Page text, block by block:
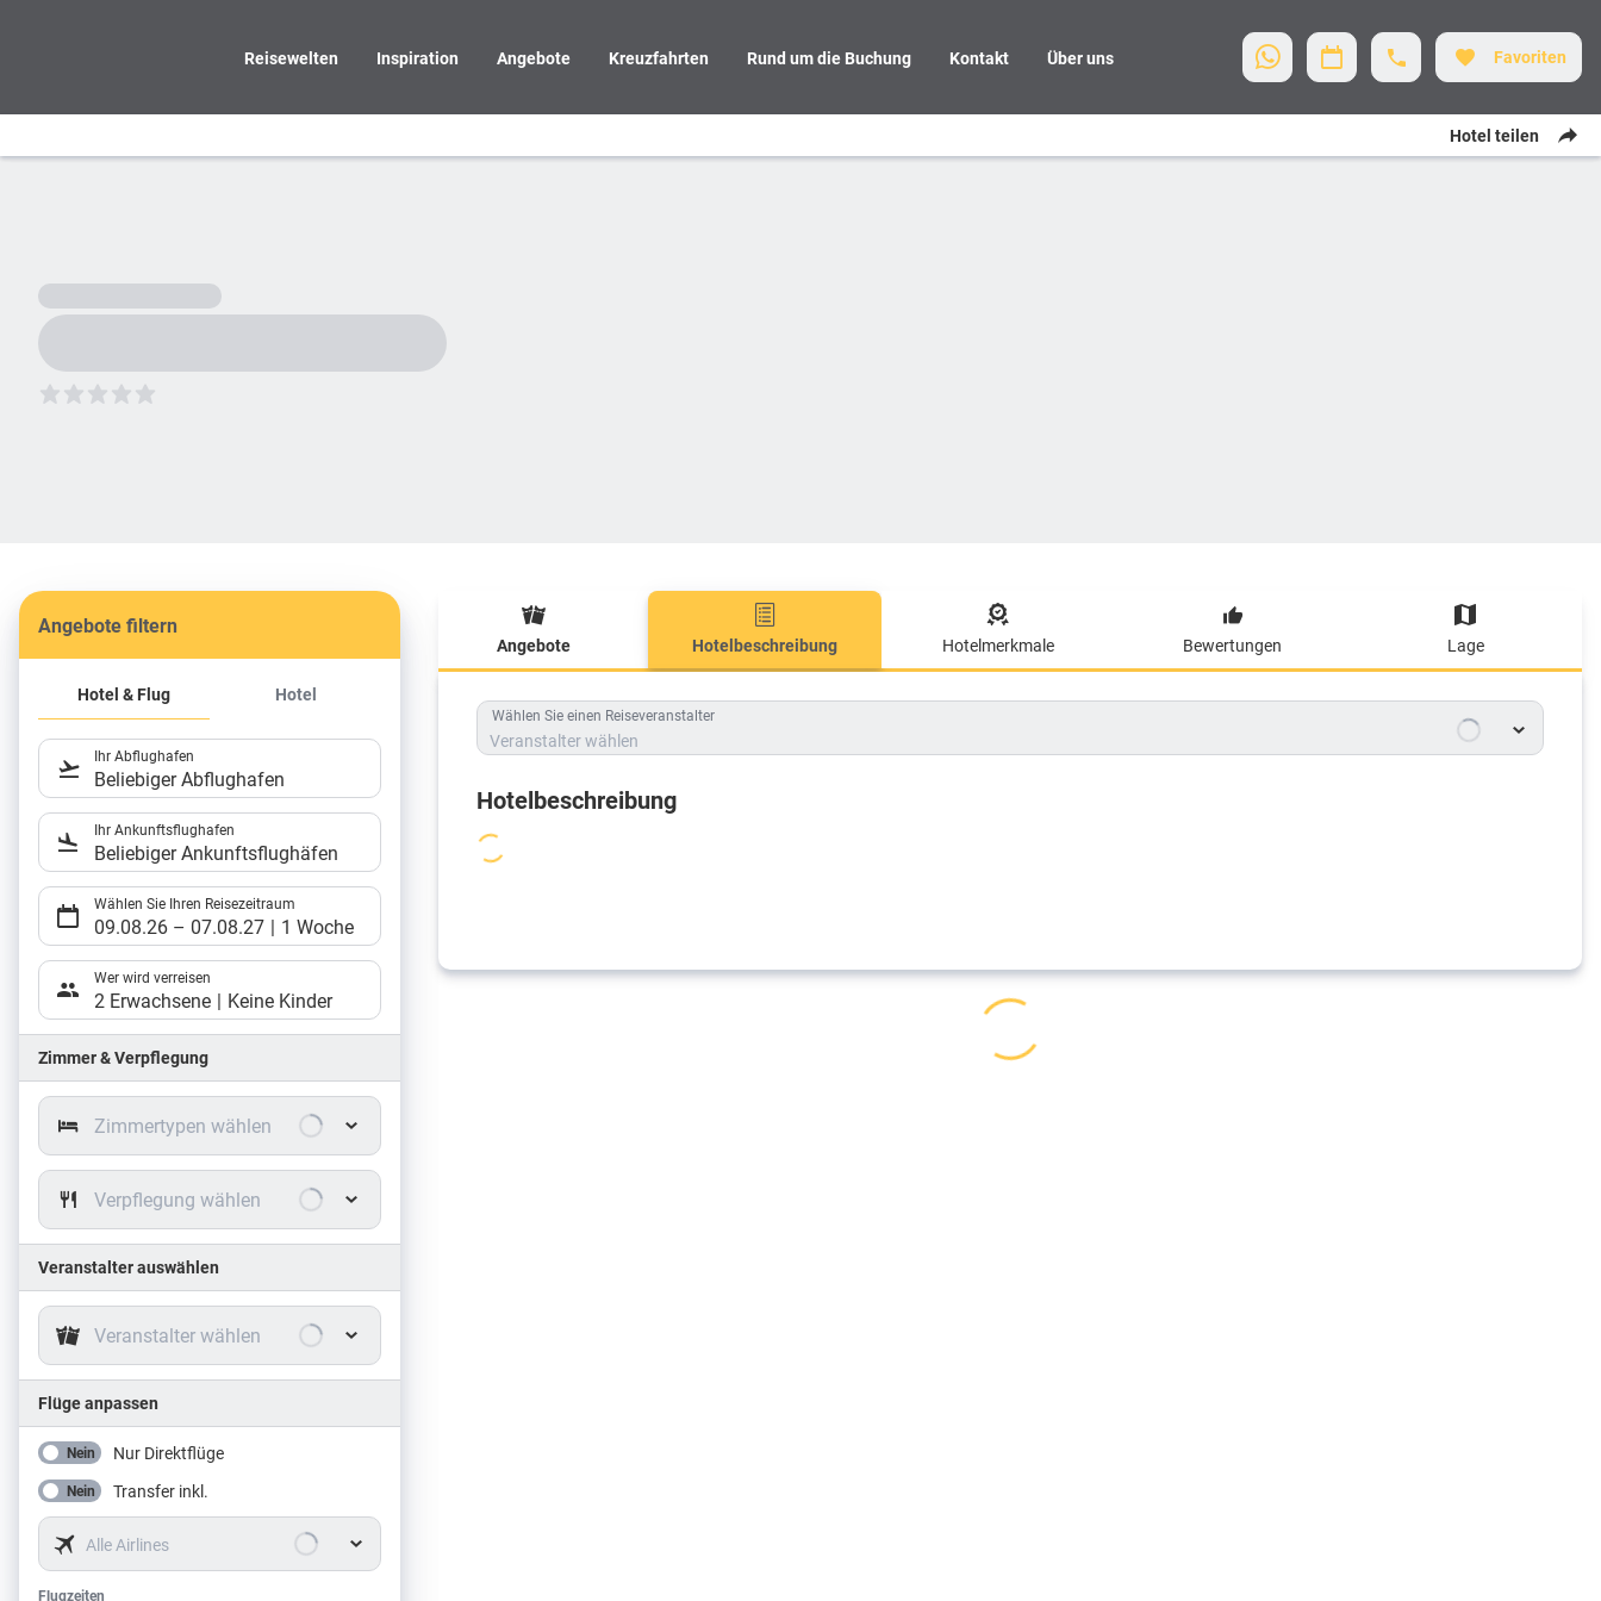
Reisewelten Inspiration Angebote Kreuzfahrten Rund um die Buchung Kontakt Über uns Favoriten
Hotel teilen
5
Angebote filtern
Hotel & Flug Hotel
Ihr Abflughafen
Beliebiger Abflughafen
Ihr Ankunftsflughafen
Beliebiger Ankunftsflughäfen
Wählen Sie Ihren Reisezeitraum
09.08.26 – 07.08.27 1 Woche
Wer wird verreisen
2 Erwachsene Keine Kinder
Zimmer & Verpflegung
Zimmertypen wählen
Verpflegung wählen
Veranstalter auswählen
Veranstalter wählen
Flüge anpassen
Nein Nur Direktflüge
Nein Transfer inkl.
Alle Airlines
Flugzeiten
Flugzeiten
Angebote Hotelbeschreibung Hotelmerkmale Bewertungen Lage
Hotelbeschreibung
Wählen Sie einen Reiseveranstalter
Veranstalter wählen
Hotelbeschreibung